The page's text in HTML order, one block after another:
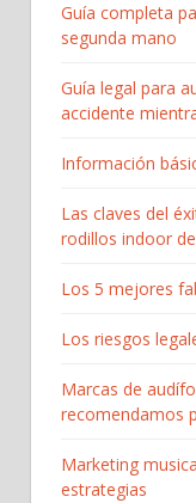
Guía completa
segunda mano
Guía legal para
accidente
Información
Las claves del
rodillos indoor de
Los 5 mejores
Los riesgos
Marcas de
recomendamos
Marketing
estrategias